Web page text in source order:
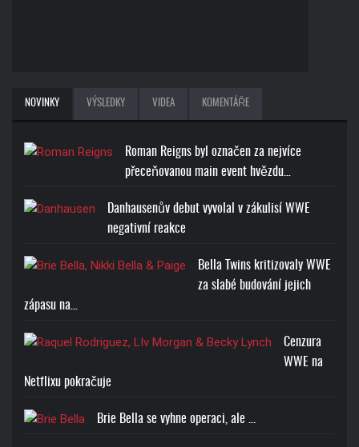
RANDY ORTON RKO SKULL
BROCK LESNAR BEAST T-
NOVINKY VÝSLEDKY VIDEA KOMENTÁŘE
Roman Reigns byl označen za nejvíce
přeceňovanou main event hvězdu…
Danhausenův debut vyvolal v zákulisí WWE
negativní reakce
Bella Twins kritizovaly WWE
za slabé budování jejich
zápasu na…
Cenzura
WWE na
Netflixu pokračuje
Brie Bella se vyhne operaci, ale ...